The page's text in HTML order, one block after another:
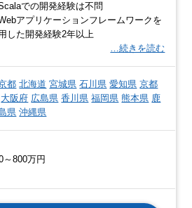
での開発経験は不問
アプリケーションフレームワークを
した開発経験2年以上
…続きを読む
都 北海道 宮城県 石川県 愛知県 京都
大阪府 広島県 香川県 福岡県 熊本県 鹿
県 沖縄県
～800万円